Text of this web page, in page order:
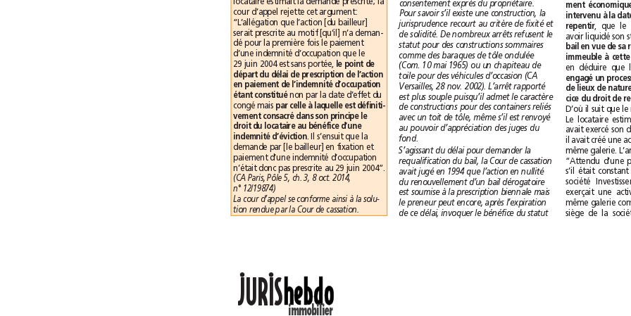
consentement exprès du propriétaire.
Pour savoir s’il existe une construction, la
jurisprudence recourt au critère de fixité et
de solidité. De nombreux arrêts refusent le
statut pour des constructions sommaires
comme des baraques de tôle ondulée
(Com. 10mai 1965) ou un chapiteau de
toile pour des véhicules d’occasion (CA
Versailles, 28 nov. 2002). L’arrêt rapporté
est plus souple puisqu’il admet le caractère
de constructions pour des containers reliés
avec un toit de tôle, même s’il est renvoyé
au pouvoir d’appréciation des juges du
fond.
S’agissant du délai pour demander la
requalification du bail, la Cour de cassation
avait jugé en 1994 que l’action en nullité
du renouvellement d’un bail dérogatoire
est soumise à la prescription biennale mais
le preneur peut encore, après l’expiration
de ce délai, invoquer le bénéfice du statut
repentir
locataire estimait la demande prescrite; la
cour d’appel rejette cet argument:
“L’allégation que l’action [du bailleur]
serait prescrite au motif [qu’il] n’a deman-
dé pour la première fois le paiement
d’une indemnité d’occupation que le
29juin 2004 est sans portée,
le point de
départ du délai de prescription de l’action
en paiement de l’indemnité d’occupation
étant constitué
non par la date d’effet du
congé mais
par celle à laquelle est définiti-
vement consacré dans son principe le
droit du locataire au bénéfice d’une
indemnité d’éviction
. Il s’ensuit que la
demande par [le bailleur] en fixation et
paiement d’une indemnité d’occupation
n’était donc pas prescrite au 29juin 2004”.
(CA Paris, Pôle 5, ch. 3, 8 oct. 2014,
n°12/19874)
La cour d’appel se conforme ainsi à la solu-
tion rendue par la Cour de cassation.
JURIS hebdo
immobilier
••